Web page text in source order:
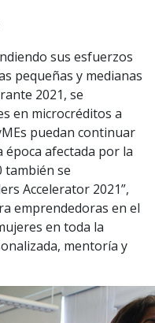
sus esfuerzos
pequeñas y medianas
2021, se
en microcréditos a
puedan continuar
afectada por la
también se
Accelerator 2021”,
emprendedoras en el
en toda la
mentoría y